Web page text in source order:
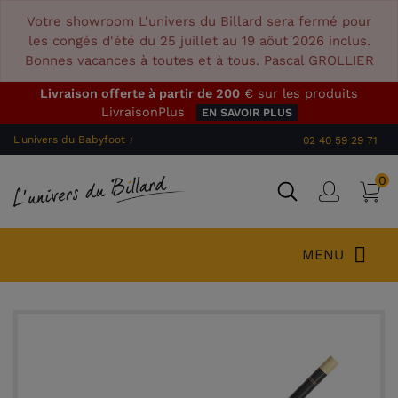
Votre showroom L'univers du Billard sera fermé pour
les congés d'été du 25 juillet au 19 aôut 2026 inclus.
Bonnes vacances à toutes et à tous. Pascal GROLLIER
Livraison offerte à partir de 200 € sur les produits
LivraisonPlus
EN SAVOIR PLUS
L'univers du Babyfoot 〉 02 40 59 29 71
0
MENU